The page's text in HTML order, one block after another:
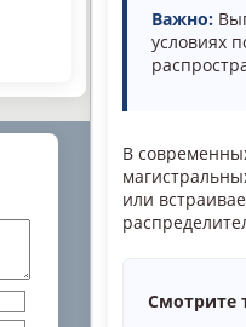
Важно:
условиях
В
или
Смотрите